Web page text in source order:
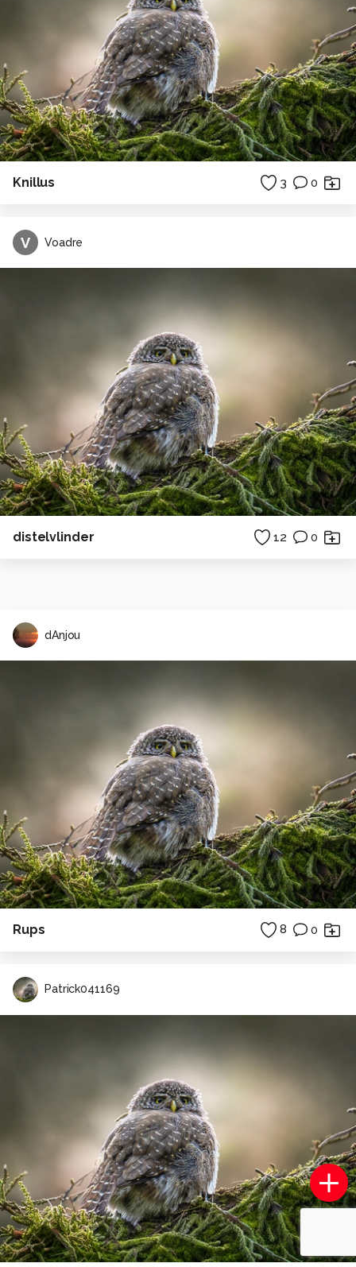
Knillus 3 0
V Voadre
distelvlinder 12 0
dAnjou
Rups 8 0
Patrick041169